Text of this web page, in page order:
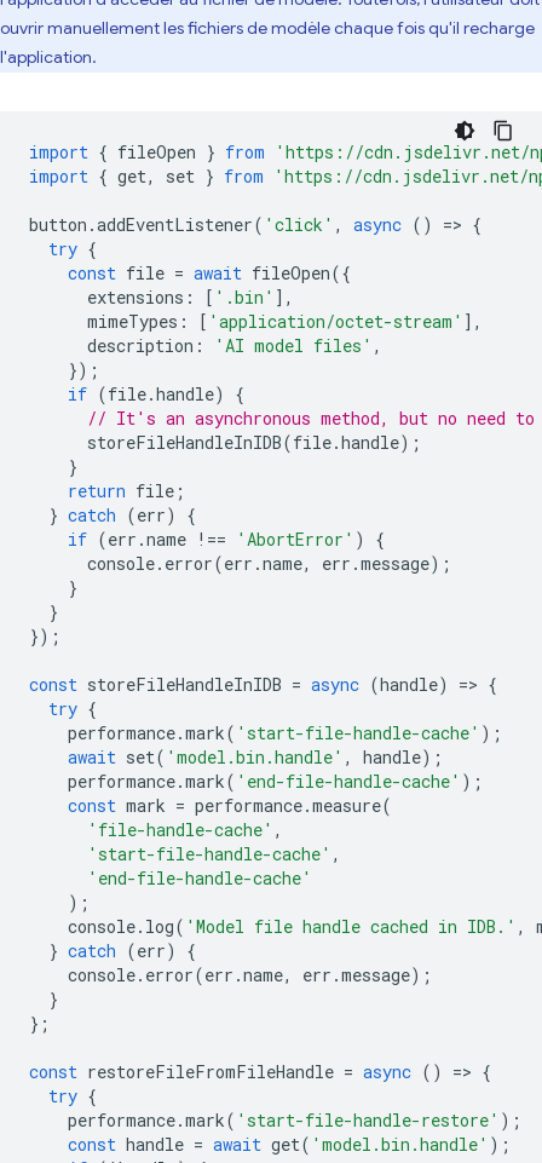
ouvrir manuellement les fichiers de modèle chaque fois qu'il recharge
l'application.
import { fileOpen } from
'https://cdn.jsdelivr.net/
import { get, set } from 'https://cdn.jsdelivr.net/
button .addEventListener( 'click' , async () => {
try {
const file = await fileOpen({
extensions : [ '.bin' ],
mimeTypes : [ 'application/octet-stream' ],
description : 'AI model files' ,
});
if (file.handle)
{
// It's an asynchronous method, but no need
storeFileHandleInIDB(file.handle);
}
return file ;
} catch (err)
{
if (err .name !== 'AbortError' )
{
console. error(err .name, err .message);
}
}
});
const storeFileHandleInIDB = async (handle) => {
try {
performance.mark( 'start-file-handle-cache' );
await set( 'model.bin.handle' , handle);
performance.mark( 'end-file-handle-cache' );
const mark = performance.measure(
'file-handle-cache' ,
'start-file-handle-cache' ,
'end-file-handle-cache'
);
console. log( 'Model file handle cached in IDB.' ,
} catch (err)
{
console. error(err .name, err .message);
}
};
const restoreFileFromFileHandle = async () => {
try {
performance.mark( 'start-file-handle-restore' );
const handle = await get( 'model.bin.handle' );